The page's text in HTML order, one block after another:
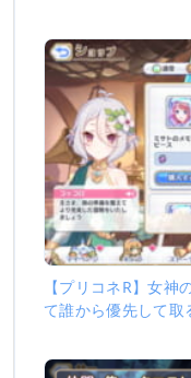
【プリコネR】女神
て誰から優先して取